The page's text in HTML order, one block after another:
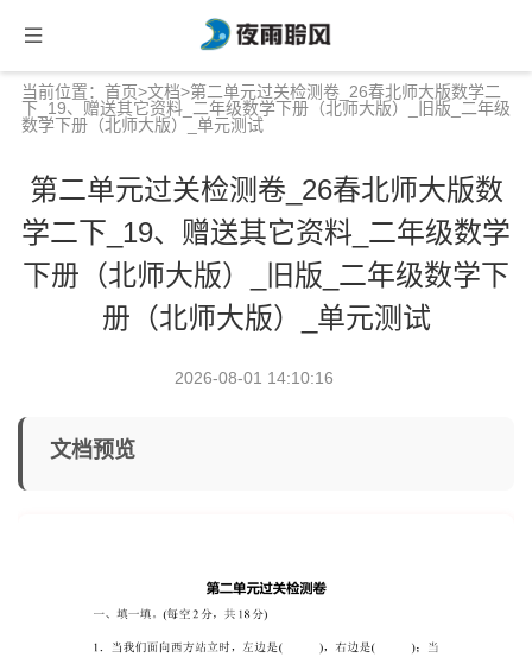
当前位置： 首页>文档>第二单元过关检测卷_26春北师大版数学二
下_19、赠送其它资料_二年级数学下册（北师大版）_旧版_二年级
数学下册（北师大版）_单元测试
第二单元过关检测卷_26春北师大版数
学二下_19、赠送其它资料_二年级数学
下册（北师大版）_旧版_二年级数学下
册（北师大版）_单元测试
2026-08-01 14:10:16
文档预览